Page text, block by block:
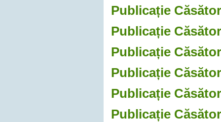
Publicație
Publicație
Publicație
Publicație
Publicație
Publicație